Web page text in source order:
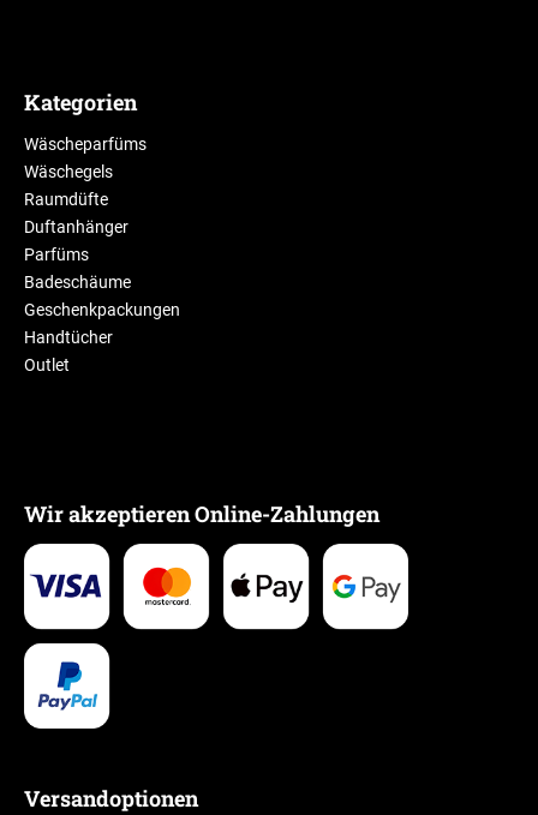
Kategorien
Wäscheparfüms
Wäschegels
Raumdüfte
Duftanhänger
Parfüms
Badeschäume
Geschenkpackungen
Handtücher
Outlet
Wir akzeptieren Online-Zahlungen
Versandoptionen